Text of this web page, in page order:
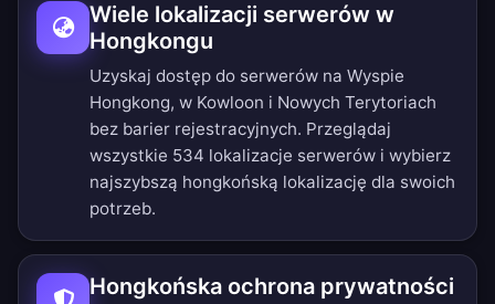
Wiele lokalizacji serwerów w
Hongkongu
Uzyskaj dostęp do serwerów na Wyspie
Hongkong, w Kowloon i Nowych Terytoriach
bez barier rejestracyjnych. Przeglądaj
wszystkie 534 lokalizacje serwerów i wybierz
najszybszą hongkońską lokalizację dla swoich
potrzeb.
Hongkońska ochrona prywatności